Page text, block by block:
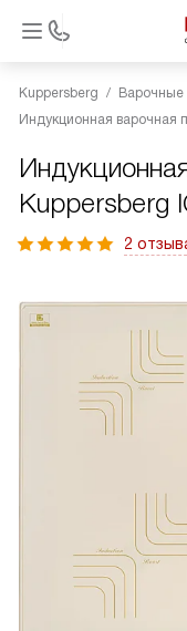
Kuppersberg
Варочные
Индукционная варочная
Kuppersberg
2